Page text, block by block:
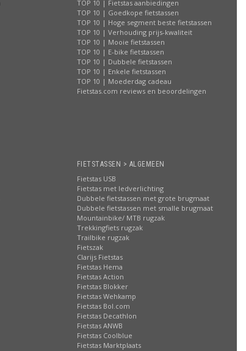
TOP 10 | Fietstas aanbiedingen
TOP 10 | Goedkope fietstassen
TOP 10 | Hoge segment beste fietstassen
TOP 10 | Verhouding prijs-kwaliteit
TOP 10 | Mooie fietstassen
TOP 10 | E-bike fietstassen
TOP 10 | Dubbele fietstassen
TOP 10 | Enkele fietstassen
TOP 10 | Moederdag cadeau
Fietstas.com reviews en beoordelingen
FIETSTASSEN > ALGEMEEN
Fietstas USB
Fietstas met ledverlichting
Dubbele fietstassen met grote brugmaat
Dubbele fietstassen met smalle brugmaat
Mountainbike/ MTB rugzak
Trekkingfiets rugzak
Trailbike rugzak
Fietszak
Clarijs Fietstas
Fietstas Hema
Fietstas Action
Fietstas Blokker
Fietstas Wehkamp
Fietstas Bol.com
Fietstas Decathlon
Fietstas ANWB
Fietstas Coolblue
Fietstas Marktplaats